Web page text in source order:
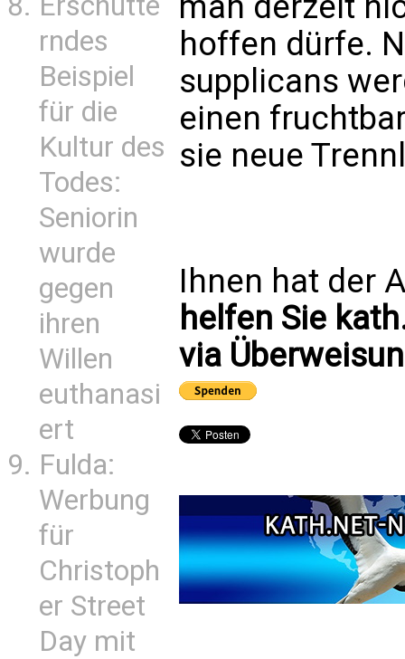
rndes
Beispiel
für die
Kultur des
Todes:
Seniorin
wurde
gegen
ihren
Willen
euthanasi
ert
Fulda:
Werbung
für
Christoph
er Street
Day mit
hoffen dürfe.
supplicans
einen
sie neue
Ihnen hat der
helfen Sie
via